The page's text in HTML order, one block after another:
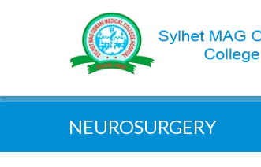
সহজেই খুজুন :
NEUROSURGERY